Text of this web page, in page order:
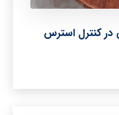
در کنترل استرس